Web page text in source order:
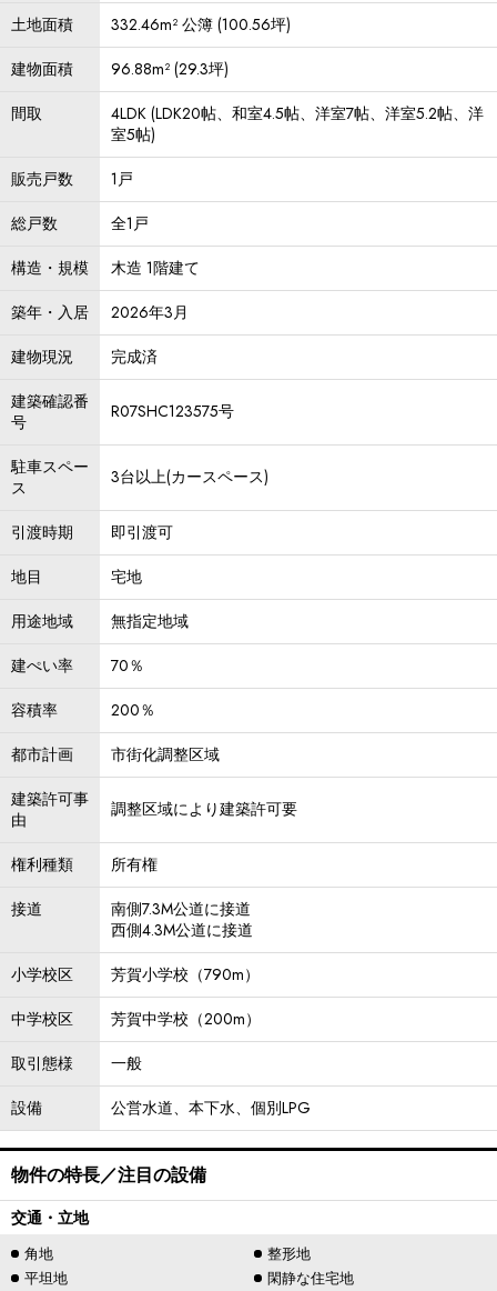
土地面積
332.46m² 公簿 (100.56坪)
建物面積
96.88m² (29.3坪)
間取
4LDK (LDK20帖、和室4.5帖、洋室7帖、洋室5.2帖、洋
室5帖)
販売戸数
1戸
総戸数
全1戸
構造・規模
木造 1階建て
築年・入居
2026年3月
建物現況
完成済
建築確認番
号
R07SHC123575号
駐車スペー
ス
3台以上(カースペース)
引渡時期
即引渡可
地目
宅地
用途地域
無指定地域
建ぺい率
70％
容積率
200％
都市計画
市街化調整区域
建築許可事
由
調整区域により建築許可要
権利種類
所有権
接道
南側7.3M公道に接道
西側4.3M公道に接道
小学校区
芳賀小学校（790m）
中学校区
芳賀中学校（200m）
取引態様
一般
設備
公営水道、本下水、個別LPG
物件の特長／注目の設備
交通・立地
角地
整形地
平坦地
閑静な住宅地